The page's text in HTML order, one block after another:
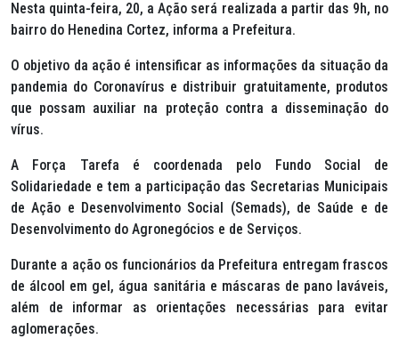
Nesta quinta-feira, 20, a Ação será realizada a partir das 9h, no
bairro do Henedina Cortez, informa a Prefeitura.
O objetivo da ação é intensificar as informações da situação da
pandemia do Coronavírus e distribuir gratuitamente, produtos
que possam auxiliar na proteção contra a disseminação do
vírus.
A Força Tarefa é coordenada pelo Fundo Social de
Solidariedade e tem a participação das Secretarias Municipais
de Ação e Desenvolvimento Social (Semads), de Saúde e de
Desenvolvimento do Agronegócios e de Serviços.
Durante a ação os funcionários da Prefeitura entregam frascos
de álcool em gel, água sanitária e máscaras de pano laváveis,
além de informar as orientações necessárias para evitar
aglomerações.